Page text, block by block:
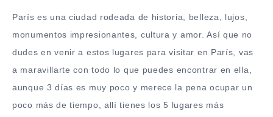
París es una ciudad rodeada de historia, belleza, lujos,
monumentos impresionantes, cultura y amor. Así que no
dudes en venir a estos lugares para visitar en París, vas
a maravillarte con todo lo que puedes encontrar en ella,
aunque 3 días es muy poco y merece la pena ocupar un
poco más de tiempo, allí tienes los 5 lugares más